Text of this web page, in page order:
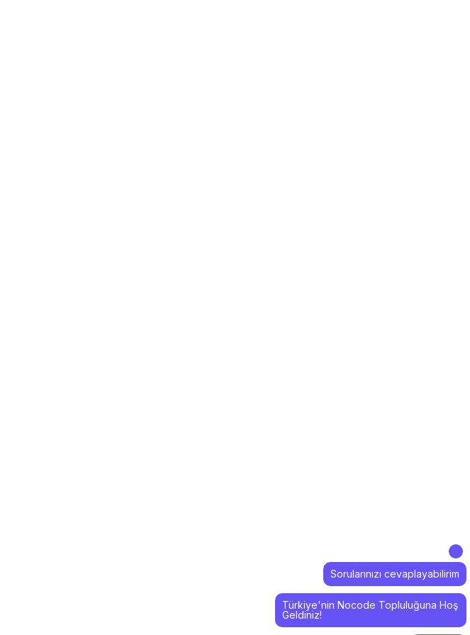
Türkiye'nin Nocode Topluluğuna Hoş
Geldiniz!
Sorularınızı cevaplayabilirim